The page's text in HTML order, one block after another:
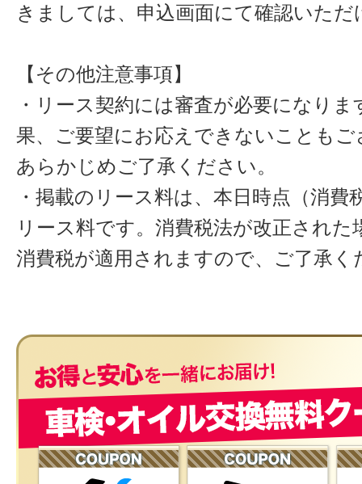
きましては、申込画面にて確認いただ
【その他注意事項】
・リース契約には審査が必要になりま
果、ご要望にお応えできないことも
あらかじめご了承ください。
・掲載のリース料は、本日時点（消費
リース料です。消費税法が改正された
消費税が適用されますので、ご了承く